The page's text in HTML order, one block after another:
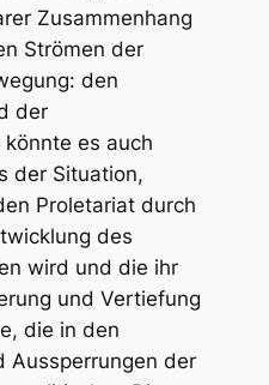
Zusammenhang
Strömen der
den
der
es auch
der Situation,
Proletariat durch
des
wird und die ihr
und Vertiefung
die in den
Aussperrungen der